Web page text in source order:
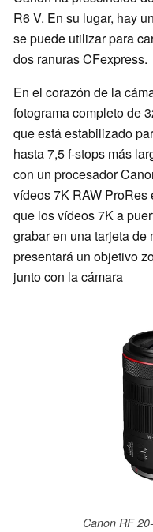
R6 V. En su lugar, hay
se puede utilizar para
dos ranuras CFexpress.
En el corazón de la
fotograma completo de
que está estabilizado
hasta 7,5 f-stops más
con un procesador
vídeos 7K RAW ProRes
que los vídeos 7K a
grabar en una tarjeta
presentará un objetivo
junto con la cámara
Canon RF